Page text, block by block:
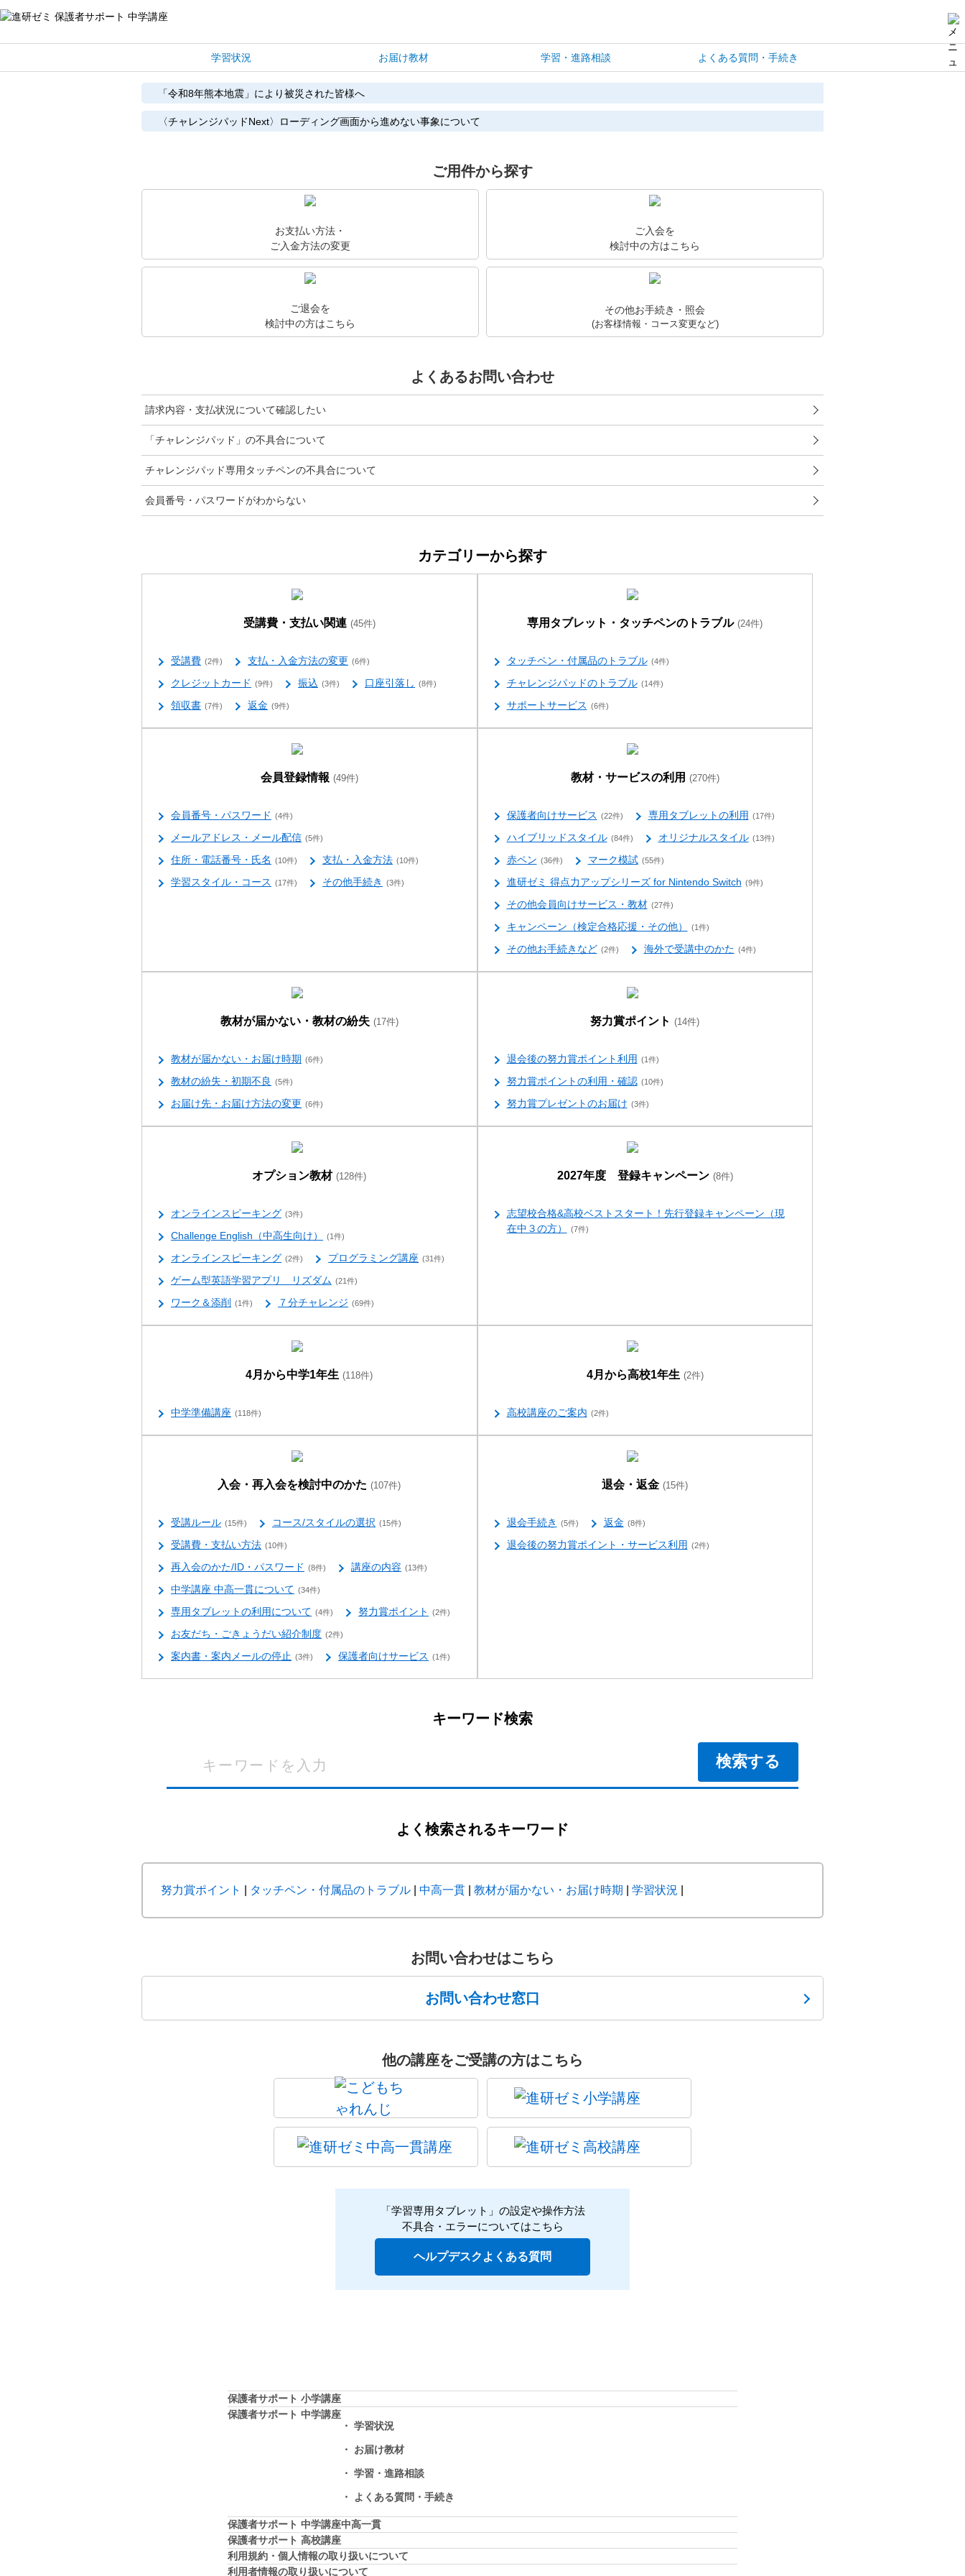
学習状況 お届け教材 学習・進路相談 よくある質問・手続き
「令和8年熊本地震」により被災された皆様へ
〈チャレンジパッドNext〉ローディング画面から進めない事象について
ご用件から探す
お支払い方法・
ご入金方法の変更
ご入会を
検討中の方はこちら
ご退会を
検討中の方はこちら
その他お手続き・照会
(お客様情報・コース変更など)
よくあるお問い合わせ
請求内容・支払状況について確認したい
「チャレンジパッド」の不具合について
チャレンジパッド専用タッチペンの不具合について
会員番号・パスワードがわからない
カテゴリーから探す
受講費・支払い関連 (45件)
受講費 (2件) 支払・入金方法の変更 (6件)
クレジットカード (9件) 振込 (3件) 口座引落し (8件)
領収書 (7件) 返金 (9件)
専用タブレット・タッチペンのトラブル (24件)
タッチペン・付属品のトラブル (4件)
チャレンジパッドのトラブル (14件)
サポートサービス (6件)
会員登録情報 (49件)
会員番号・パスワード (4件)
メールアドレス・メール配信 (5件)
住所・電話番号・氏名 (10件) 支払・入金方法 (10件)
学習スタイル・コース (17件) その他手続き (3件)
教材・サービスの利用 (270件)
保護者向けサービス (22件) 専用タブレットの利用 (17件)
ハイブリッドスタイル (84件) オリジナルスタイル (13件)
赤ペン (36件) マーク模試 (55件)
進研ゼミ 得点力アップシリーズ for Nintendo Switch (9件)
その他会員向けサービス・教材 (27件)
キャンペーン（検定合格応援・その他） (1件)
その他お手続きなど (2件) 海外で受講中のかた (4件)
教材が届かない・教材の紛失 (17件)
教材が届かない・お届け時期 (6件)
教材の紛失・初期不良 (5件)
お届け先・お届け方法の変更 (6件)
努力賞ポイント (14件)
退会後の努力賞ポイント利用 (1件)
努力賞ポイントの利用・確認 (10件)
努力賞プレゼントのお届け (3件)
オプション教材 (128件)
オンラインスピーキング (3件)
Challenge English（中高生向け） (1件)
オンラインスピーキング (2件) プログラミング講座 (31件)
ゲーム型英語学習アプリ リズダム (21件)
ワーク＆添削 (1件) ７分チャレンジ (69件)
2027年度 登録キャンペーン (8件)
志望校合格&高校ベストスタート！先行登録キャンペーン（現
在中３の方）
(7件)
4月から中学1年生 (118件)
中学準備講座 (118件)
4月から高校1年生 (2件)
高校講座のご案内 (2件)
入会・再入会を検討中のかた (107件)
受講ルール (15件) コース/スタイルの選択 (15件)
受講費・支払い方法 (10件)
再入会のかた/ID・パスワード (8件) 講座の内容 (13件)
中学講座 中高一貫について (34件)
専用タブレットの利用について (4件) 努力賞ポイント (2件)
お友だち・ごきょうだい紹介制度 (2件)
案内書・案内メールの停止 (3件) 保護者向けサービス (1件)
退会・返金 (15件)
退会手続き (5件) 返金 (8件)
退会後の努力賞ポイント・サービス利用 (2件)
キーワード検索
よく検索されるキーワード
努力賞ポイント タッチペン・付属品のトラブル 中高一貫 教材が届かない・お届け時期 学習状況
お問い合わせはこちら
お問い合わせ窓口
他の講座をご受講の方はこちら
「学習専用タブレット」の設定や操作方法
不具合・エラーについてはこちら
ヘルプデスクよくある質問
保護者サポート 小学講座
保護者サポート 中学講座
学習状況
お届け教材
学習・進路相談
よくある質問・手続き
保護者サポート 中学講座中高一貫
保護者サポート 高校講座
利用規約・個人情報の取り扱いについて
利用者情報の取り扱いについて